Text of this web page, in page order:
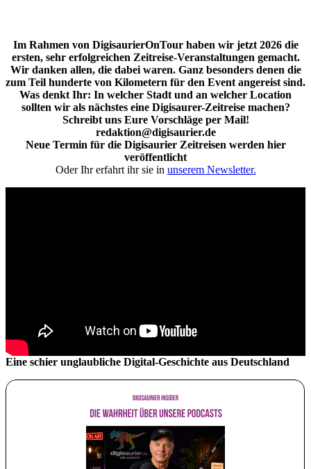
Im Rahmen von DigisaurierOnTour haben wir jetzt 2026 die
ersten, sehr erfolgreichen Zeitreise-Veranstaltungen gemacht.
Wir danken allen, die dabei waren. Ganz besonders denen die
zum Teil hunderte von Kilometern für den Event angereist sind.
Was denkt Ihr: In welcher Stadt und an welcher Location
sollten wir als nächstes eine Digisaurer-Zeitreise machen?
Schreibt uns Eure Vorschläge per Mail!
redaktion@digisaurier.de
Neue Termin für die Digisaurier Zeitreisen werden hier
veröffentlicht
Oder Ihr erfahrt ihr sie in unserem Newsletter.
Eine schier unglaubliche Digital-Geschichte aus Deutschland